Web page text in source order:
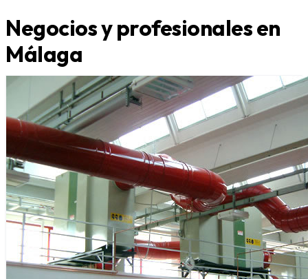
Negocios y profesionales en
Málaga